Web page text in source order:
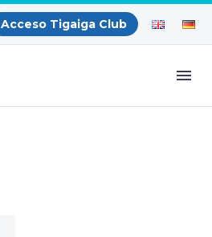
Acceso Tigaiga Club